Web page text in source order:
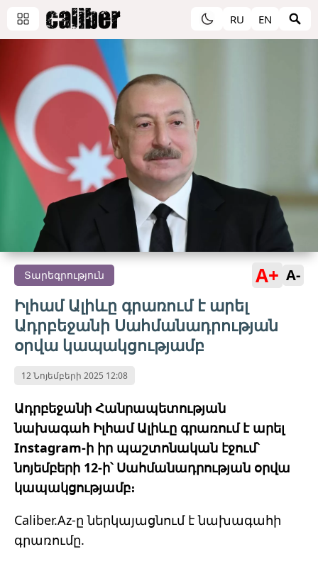
RU EN
Տարեգրություն A+ A-
Իլհամ Ալիևը գրառում է արել
Ադրբեջանի Սահմանադրության
օրվա կապակցությամբ
12 Նոյեմբերի 2025 12:08
Ադրբեջանի Հանրապետության
նախագահ Իլհամ Ալիևը գրառում է արել
Instagram-ի իր պաշտոնական էջում՝
նոյեմբերի 12-ի՝ Սահմանադրության օրվա
կապակցությամբ։
Caliber.Az-ը ներկայացնում է նախագահի
գրառումը.